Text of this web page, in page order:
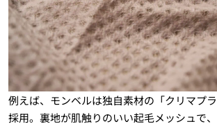
例えば、モンベルは独自素材の「クリマプ
採用。裏地が肌触りのいい起毛メッシュで